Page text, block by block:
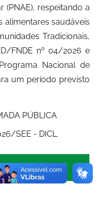
(PNAE), respeitando a
alimentares saudáveis
Tradicionais,
FNDE nº 04/2026 e
Nacional de
um período previsto
PÚBLICA
SEE - DICL.